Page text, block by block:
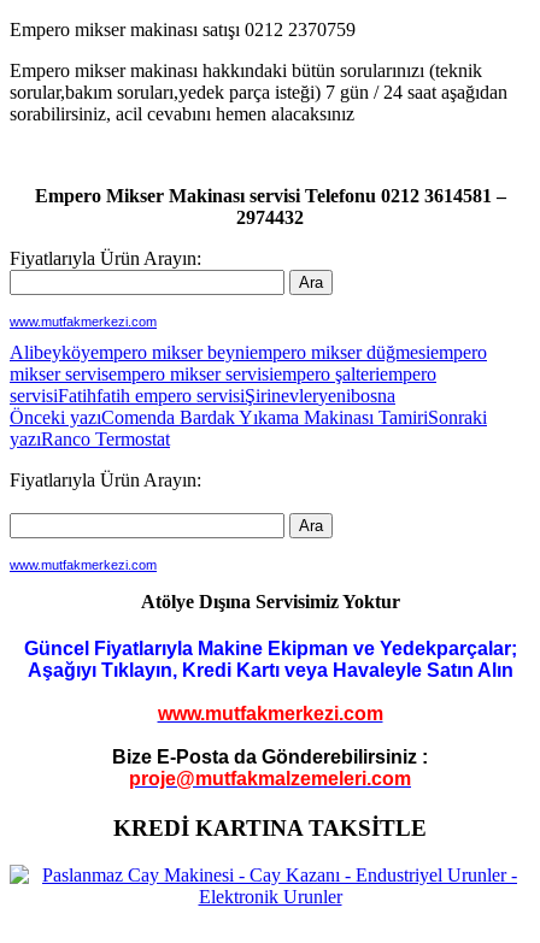
Empero mikser makinası satışı 0212 2370759
Empero mikser makinası hakkındaki bütün sorularınızı (teknik
sorular,bakım soruları,yedek parça isteği) 7 gün / 24 saat aşağıdan
sorabilirsiniz, acil cevabını hemen alacaksınız
Empero Mikser Makinası servisi Telefonu 0212 3614581 –
2974432
Fiyatlarıyla Ürün Arayın:
www.mutfakmerkezi.com
Alibeyköyempero mikser beyniempero mikser düğmesiempero
mikser servisempero mikser servisiempero şalteriempero
servisiFatihfatih empero servisiŞirinevleryenibosna
Yazı
dolaşımı
Önceki yazıComenda Bardak Yıkama Makinası TamiriSonraki
yazıRanco Termostat
Fiyatlarıyla Ürün Arayın:
www.mutfakmerkezi.com
Atölye Dışına Servisimiz Yoktur
Güncel Fiyatlarıyla Makine Ekipman ve Yedekparçalar;
Aşağıyı Tıklayın, Kredi Kartı veya Havaleyle Satın Alın
www.mutfakmerkezi.com
Bize E-Posta da Gönderebilirsiniz :
proje@mutfakmalzemeleri.com
KREDİ KARTINA TAKSİTLE